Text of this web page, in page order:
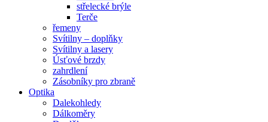
střelecké brýle
Terče
řemeny
Svítilny – doplňky
Svítilny a lasery
Úsťové brzdy
zahrdlení
Zásobníky pro zbraně
Optika
Dalekohledy
Dálkoměry